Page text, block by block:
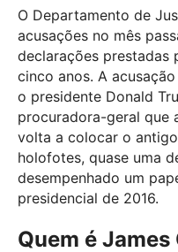
O Departamento de
acusações no mês
declarações prestadas
cinco anos. A
o presidente Donald
procuradora-geral que
volta a colocar o
holofotes, quase uma
desempenhado um
presidencial de 2016.
Quem é